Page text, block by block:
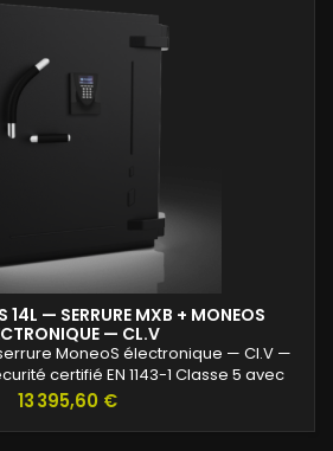
14L — SERRURE MXB + MONEOS
— CL.V
MoneoS électronique — Cl.V —
certifié EN 1143-1 Classe 5 avec
l’effraction et valeurs assurables
Prix
13 395,60 €